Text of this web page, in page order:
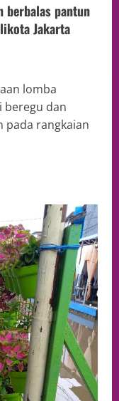
berbalas pantun
Jakarta
lomba
beregu dan
pada rangkaian